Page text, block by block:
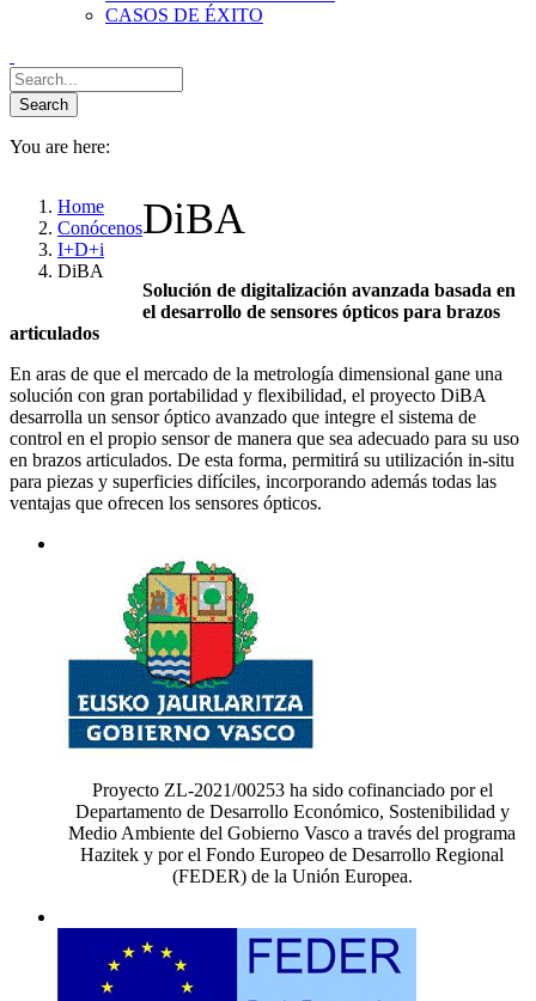
CASOS DE ÉXITO
You are here:
Home
Conócenos
I+D+i
DiBA
DiBA
Solución de digitalización avanzada basada en
el desarrollo de sensores ópticos para brazos
articulados
En aras de que el mercado de la metrología dimensional gane una
solución con gran portabilidad y flexibilidad, el proyecto DiBA
desarrolla un sensor óptico avanzado que integre el sistema de
control en el propio sensor de manera que sea adecuado para su uso
en brazos articulados. De esta forma, permitirá su utilización in-situ
para piezas y superficies difíciles, incorporando además todas las
ventajas que ofrecen los sensores ópticos.
Proyecto ZL-2021/00253 ha sido cofinanciado por el
Departamento de Desarrollo Económico, Sostenibilidad y
Medio Ambiente del Gobierno Vasco a través del programa
Hazitek y por el Fondo Europeo de Desarrollo Regional
(FEDER) de la Unión Europea.